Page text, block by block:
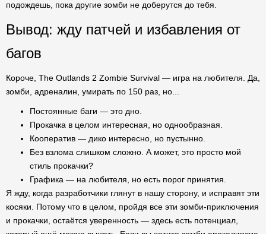
подождешь, пока другие зомби не доберутся до тебя.
Вывод: жду патчей и избавления от
багов
Короче, The Outlands 2 Zombie Survival — игра на любителя. Да,
зомби, адреналин, умирать по 150 раз, но...
Постоянные баги — это дно.
Прокачка в целом интересная, но однообразная.
Кооператив — дико интересно, но пустынно.
Без взлома слишком сложно. А может, это просто мой
стиль прокачки?
Графика — на любителя, но есть порог принятия.
Я жду, когда разработчики глянут в нашу сторону, и исправят эти
косяки. Потому что в целом, пройдя все эти зомби-приключения
и прокачки, остаётся уверенность — здесь есть потенциал,